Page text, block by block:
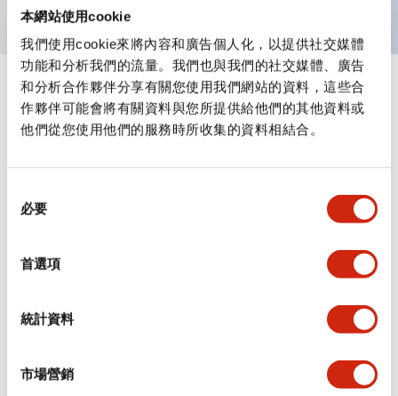
本網站使用cookie
我們使用cookie來將內容和廣告個人化，以提供社交媒體
功能和分析我們的流量。我們也與我們的社交媒體、廣告
和分析合作夥伴分享有關您使用我們網站的資料，這些合
作夥伴可能會將有關資料與您所提供給他們的其他資料或
他們從您使用他們的服務時所收集的資料相結合。
必要
首選項
統計資料
市場營銷
規格 顯示全部
審美規範
安裝和安裝規範